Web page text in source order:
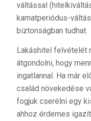
váltással
kamatperiódus-
biztonságban tudhat.
Lakáshitel felvételét
átgondolni, hogy
ingatlannal. Ha már
család növekedése
fogjuk cserélni egy
ahhoz érdemes